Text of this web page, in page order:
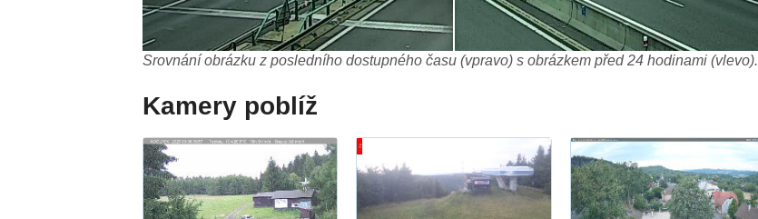
Srovnání obrázku z posledního dostupného času (vpravo) s obrázkem před 24 hodinami (vlevo).
Kamery poblíž